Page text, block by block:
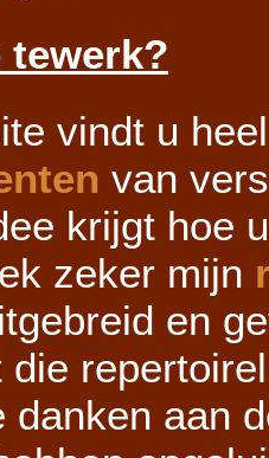
tewerk?
vindt u
van
krijgt hoe
zeker mijn
en
die
danken aan